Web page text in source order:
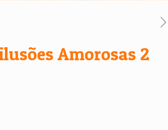
Amorosas 2